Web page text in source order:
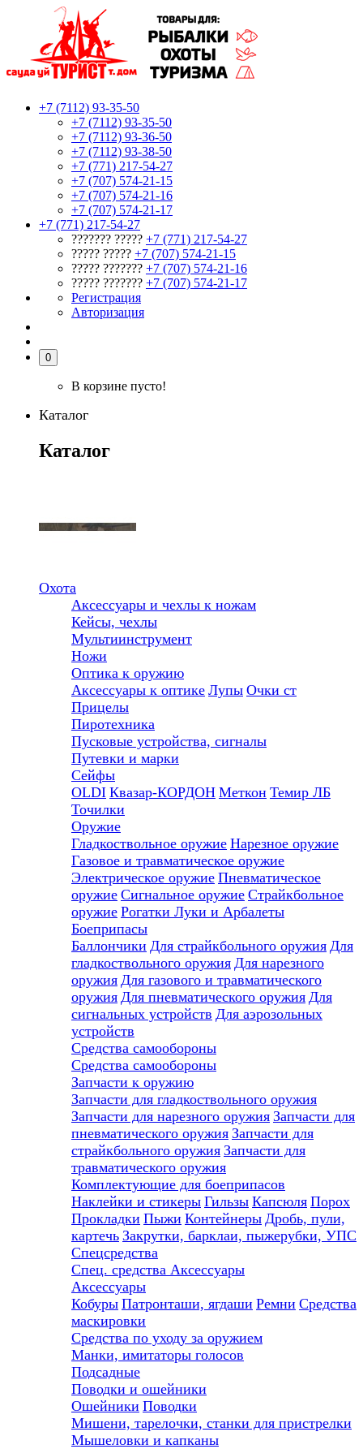
+7 (7112) 93-35-50
+7 (7112) 93-35-50
+7 (7112) 93-36-50
+7 (7112) 93-38-50
+7 (771) 217-54-27
+7 (707) 574-21-15
+7 (707) 574-21-16
+7 (707) 574-21-17
+7 (771) 217-54-27
??????? ????? +7 (771) 217-54-27
????? ????? +7 (707) 574-21-15
????? ??????? +7 (707) 574-21-16
????? ??????? +7 (707) 574-21-17
Регистрация
Авторизация
0
В корзине пусто!
Каталог
Каталог
Охота
Аксессуары и чехлы к ножам
Кейсы, чехлы
Мультиинструмент
Ножи
Оптика к оружию
Аксессуары к оптике Лупы Очки ст
Прицелы
Пиротехника
Пусковые устройства, сигналы
Путевки и марки
Сейфы
OLDI Квазар-КОРДОН Меткон Темир ЛБ
Точилки
Оружие
Гладкоствольное оружие Нарезное оружие
Газовое и травматическое оружие
Электрическое оружие Пневматическое
оружие Сигнальное оружие Страйкбольное
оружие Рогатки Луки и Арбалеты
Боеприпасы
Баллончики Для страйкбольного оружия Для
гладкоствольного оружия Для нарезного
оружия Для газового и травматического
оружия Для пневматического оружия Для
сигнальных устройств Для аэрозольных
устройств
Средства самообороны
Средства самообороны
Запчасти к оружию
Запчасти для гладкоствольного оружия
Запчасти для нарезного оружия Запчасти для
пневматического оружия Запчасти для
страйкбольного оружия Запчасти для
травматического оружия
Комплектующие для боеприпасов
Наклейки и стикеры Гильзы Капсюля Порох
Прокладки Пыжи Контейнеры Дробь, пули,
картечь Закрутки, барклаи, пыжерубки, УПС
Спецсредства
Спец. средства Аксессуары
Аксессуары
Кобуры Патронташи, ягдаши Ремни Средства
маскировки
Средства по уходу за оружием
Манки, имитаторы голосов
Подсадные
Поводки и ошейники
Ошейники Поводки
Мишени, тарелочки, станки для пристрелки
Мышеловки и капканы